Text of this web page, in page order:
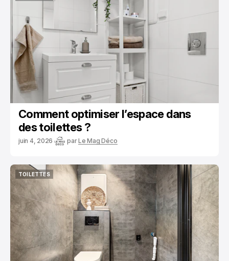
Comment optimiser l’espace dans
des toilettes ?
juin 4, 2026 parLe Mag Déco
TOILETTES
TOILETTES